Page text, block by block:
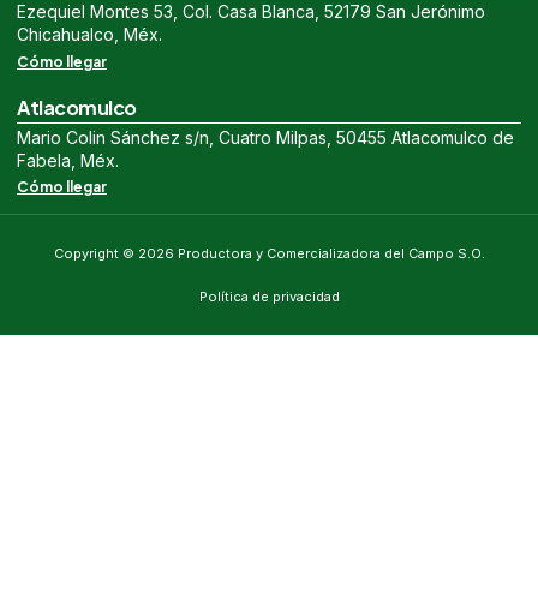
Ezequiel Montes 53, Col. Casa Blanca, 52179 San Jerónimo
Chicahualco, Méx.
Cómo llegar
Atlacomulco
Mario Colin Sánchez s/n, Cuatro Milpas, 50455 Atlacomulco de
Fabela, Méx.
Cómo llegar
Copyright © 2026 Productora y Comercializadora del Campo S.O.
Política de privacidad